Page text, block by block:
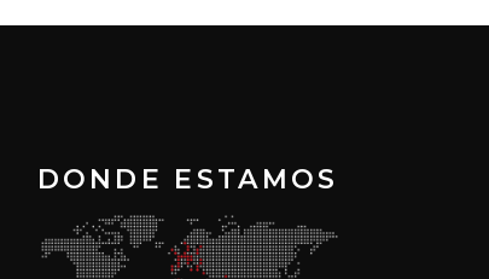
DONDE ESTAMOS